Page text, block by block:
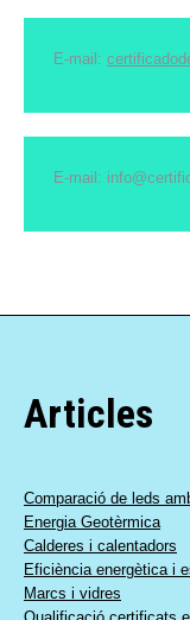
E-mail:
E-mail:
Articles
Comparació de leds
Energia Geotèrmica
Calderes i calentadors
Eficiència energètica i
Marcs i vidres